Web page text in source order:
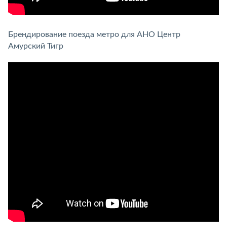
Брендирование поезда метро для АНО Центр
Амурский Тигр